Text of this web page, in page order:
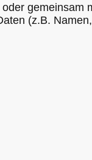
gemeinsam
(z.B.